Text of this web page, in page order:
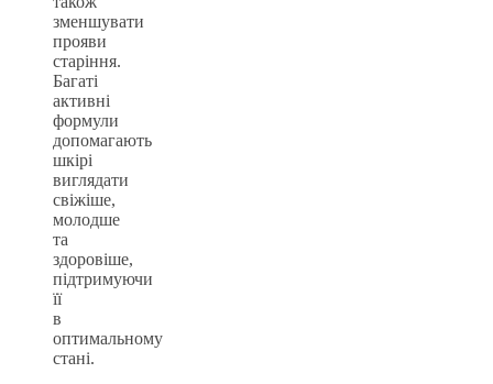
зменшувати
прояви
старіння.
Багаті
активні
формули
допомагають
шкірі
виглядати
свіжіше,
молодше
та
здоровіше,
підтримуючи
її
в
оптимальному
стані.